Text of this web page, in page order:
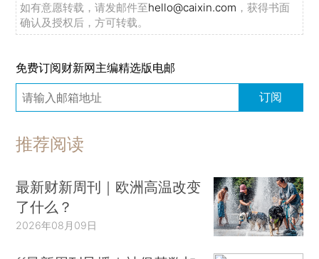
如有意愿转载，请发邮件至hello@caixin.com ，获得书面
确认及授权后，方可转载。
免费订阅财新网主编精选版电邮
订阅
推荐阅读
最新财新周刊｜欧洲高温改变
了什么？
2026年08月09日